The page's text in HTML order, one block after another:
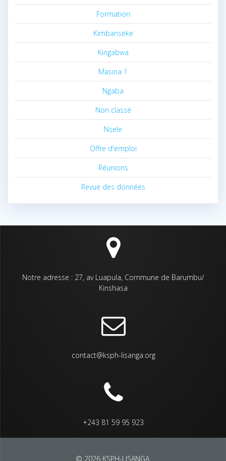
Formation
Kimbanseke
Kingabwa
Masina 1
Ngaba
Non classé
Nsele
Offre d'emploi
Réunions
Revue des données
Notre adresse : 27, av Luapula, Commune de Barumbu/
Kinshasa
contact@ksph-lisanga.org
+243 81 59 95 923
© 2026 KSPH-LISANGA.